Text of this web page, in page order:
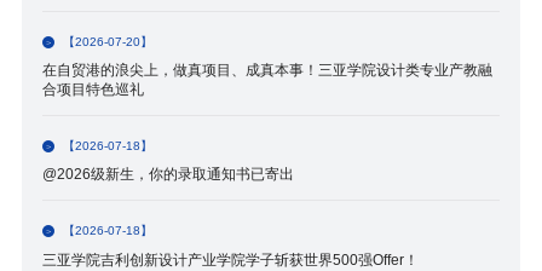
【2026-07-20】
在自贸港的浪尖上，做真项目、成真本事！三亚学院设计类专业产教融
合项目特色巡礼
【2026-07-18】
@2026级新生，你的录取通知书已寄出
【2026-07-18】
三亚学院吉利创新设计产业学院学子斩获世界500强Offer！